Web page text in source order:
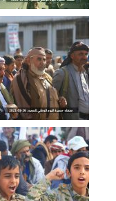
حذو
الشكر
السديد
العام